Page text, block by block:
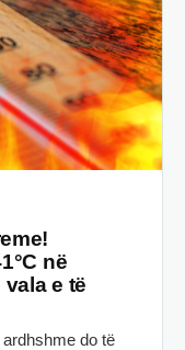
në
e të
do të